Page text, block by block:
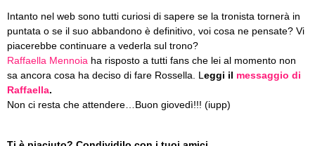
Intanto nel web sono tutti curiosi di sapere se la tronista tornerà in
puntata o se il suo abbandono è definitivo, voi cosa ne pensate? Vi
piacerebbe continuare a vederla sul trono?
Raffaella Mennoia ha risposto a tutti fans che lei al momento non
sa ancora cosa ha deciso di fare Rossella. L eggi il messaggio di
Raffaella.
Non ci resta che attendere…Buon giovedì!!! (iupp)